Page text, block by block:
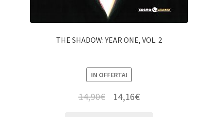
THE SHADOW: YEAR ONE, VOL. 2
IN OFFERTA!
14,90€ 14,16€